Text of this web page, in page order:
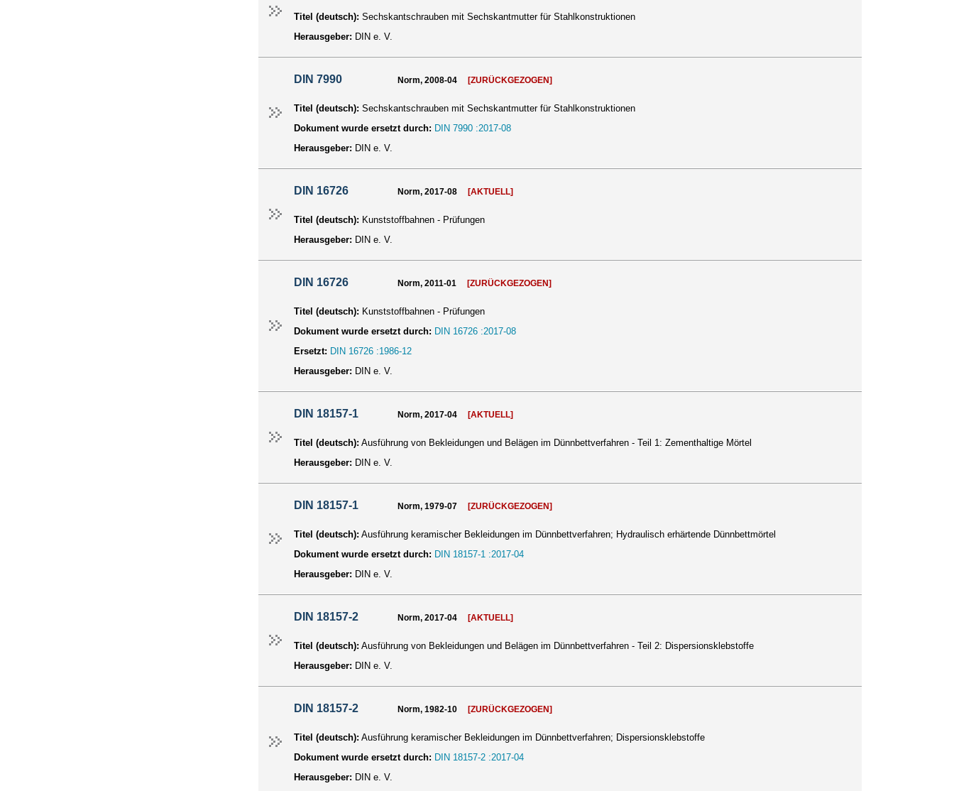
Titel (deutsch): Sechskantschrauben mit Sechskantmutter für Stahlkonstruktionen
Herausgeber: DIN e. V.
DIN 7990 Norm, 2008-04 [ZURÜCKGEZOGEN]
Titel (deutsch): Sechskantschrauben mit Sechskantmutter für Stahlkonstruktionen
Dokument wurde ersetzt durch: DIN 7990 :2017-08
Herausgeber: DIN e. V.
DIN 16726 Norm, 2017-08 [AKTUELL]
Titel (deutsch): Kunststoffbahnen - Prüfungen
Herausgeber: DIN e. V.
DIN 16726 Norm, 2011-01 [ZURÜCKGEZOGEN]
Titel (deutsch): Kunststoffbahnen - Prüfungen
Dokument wurde ersetzt durch: DIN 16726 :2017-08
Ersetzt: DIN 16726 :1986-12
Herausgeber: DIN e. V.
DIN 18157-1 Norm, 2017-04 [AKTUELL]
Titel (deutsch): Ausführung von Bekleidungen und Belägen im Dünnbettverfahren - Teil 1: Zementhaltige Mörtel
Herausgeber: DIN e. V.
DIN 18157-1 Norm, 1979-07 [ZURÜCKGEZOGEN]
Titel (deutsch): Ausführung keramischer Bekleidungen im Dünnbettverfahren; Hydraulisch erhärtende Dünnbettmörtel
Dokument wurde ersetzt durch: DIN 18157-1 :2017-04
Herausgeber: DIN e. V.
DIN 18157-2 Norm, 2017-04 [AKTUELL]
Titel (deutsch): Ausführung von Bekleidungen und Belägen im Dünnbettverfahren - Teil 2: Dispersionsklebstoffe
Herausgeber: DIN e. V.
DIN 18157-2 Norm, 1982-10 [ZURÜCKGEZOGEN]
Titel (deutsch): Ausführung keramischer Bekleidungen im Dünnbettverfahren; Dispersionsklebstoffe
Dokument wurde ersetzt durch: DIN 18157-2 :2017-04
Herausgeber: DIN e. V.